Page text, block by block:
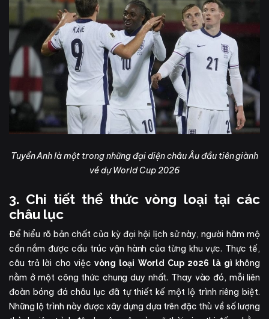
Tuyển Anh là một trong những đại diện châu Âu đầu tiên giành
vé dự World Cup 2026
3. Chi tiết thể thức vòng loại tại các
châu lục
Để hiểu rõ bản chất của kỳ đại hội lịch sử này, người hâm mộ
cần nắm được cấu trúc vận hành của từng khu vực. Thực tế,
câu trả lời cho việcvòng loại World Cup 2026 là gì không
nằm ở một công thức chung duy nhất. Thay vào đó, mỗi liên
đoàn bóng đá châu lục đã tự thiết kế một lộ trình riêng biệt.
Những lộ trình này được xây dựng dựa trên đặc thù về số lượng